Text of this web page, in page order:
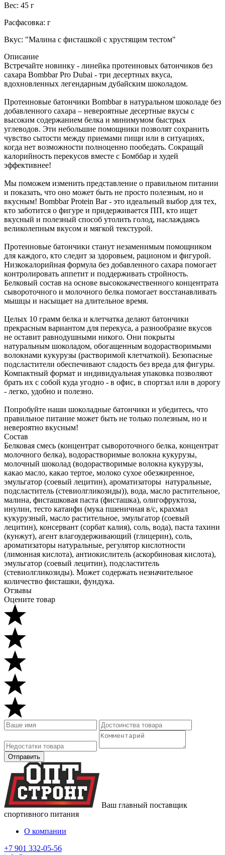
Вес: 45 г
Расфасовка: г
Вкус: "Малина с фисташкой с хрустящим тестом"
Описание
Встречайте новинку - линейка протеиновых батончиков без
сахара Bombbar Pro Dubai - три десертных вкуса,
вдохновленных легендарным дубайским шоколадом.
Протеиновые батончики Bombbar в натуральном шоколаде без
добавленного сахара – невероятные десертные вкусы с
высоким содержанием белка и минимумом быстрых
углеводов. Эти небольшие помощники позволят сохранить
чувство сытости между приемами пищи или в ситуациях,
когда нет возможности полноценно пообедать. Сокращай
калорийность перекусов вместе с Бомббар и худей
эффективнее!
Мы поможем изменить представление о правильном питании
и показать, что оно может быть не просто полезным, но и
вкусным! Bombbar Protein Bar - это идеальный выбор для тех,
кто заботится о фигуре и придерживается ПП, кто ищет
вкусный и полезный способ утолить голод, наслаждаясь
великолепным вкусом и мягкой текстурой.
Протеиновые батончики станут незаменимым помощником
для каждого, кто следит за здоровьем, рационом и фигурой.
Низкокалорийная формула без добавленного сахара помогает
контролировать аппетит и поддерживать стройность.
Белковый состав на основе высококачественного концентрата
сывороточного и молочного белка помогает восстанавливать
мышцы и насыщает на длительное время.
Целых 10 грамм белка и клетчатка делают батончики
прекрасным вариантом для перекуса, а разнообразие вкусов
не оставит равнодушными никого. Они покрыты
натуральным шоколадом, обогащенным водорастворимыми
волокнами кукурузы (растворимой клетчаткой). Безопасные
подсластители обеспечивают сладость без вреда для фигуры.
Компактный формат и индивидуальная упаковка позволяют
брать их с собой куда угодно - в офис, в спортзал или в дорогу
- легко, удобно и полезно.
Попробуйте наши шоколадные батончики и убедитесь, что
правильное питание может быть не только полезным, но и
невероятно вкусным!
Состав
Белковая смесь (концентрат сывороточного белка, концентрат
молочного белка), водорастворимые волокна кукурузы,
молочный шоколад (водорастворимые волокна кукурузы,
какао масло, какао тертое, молоко сухое обезжиренное,
эмульгатор (соевый лецитин), ароматизаторы натуральные,
подсластитель (стевиолгликозиды)), вода, масло растительное,
малина, фисташковая паста (фисташка), олигофруктоза,
инулин, тесто катаифи (мука пшеничная в/с, крахмал
кукурузный, масло растительное, эмульгатор (соевый
лецитин), консервант (сорбат калия), соль, вода), паста тахини
(кунжут), агент влагоудерживающий (глицерин), соль,
ароматизаторы натуральные, регулятор кислотности
(лимонная кислота), антиокислитель (аскорбиновая кислота),
эмульгатор (соевый лецитин), подсластитель
(стевиолгликозиды). Может содержать незначительное
количество фисташки, фундука.
Отзывы
Оцените товар
Ваш главный поставщик
спортивного питания
О компании
+7 901 332-05-56